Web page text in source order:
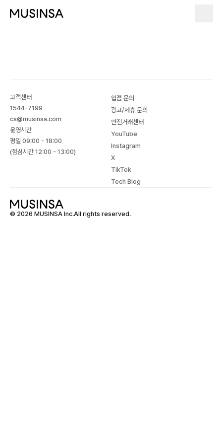
고객센터
1544-7199
cs@musinsa.com
운영시간
평일 09:00 - 18:00
(점심시간 12:00 - 13:00)
입점 문의
광고/제휴 문의
안전거래센터
YouTube
Instagram
X
TikTok
Tech Blog
© 2026 MUSINSA Inc.All rights reserved.